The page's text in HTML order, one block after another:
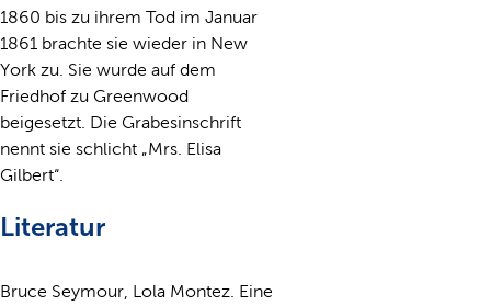
1860 bis zu ihrem Tod im Januar
1861 brachte sie wieder in New
York zu. Sie wurde auf dem
Friedhof zu Greenwood
beigesetzt. Die Grabesinschrift
nennt sie schlicht „Mrs. Elisa
Gilbert“.
Literatur
Bruce Seymour, Lola Montez. Eine